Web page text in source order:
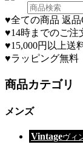
♥全ての商品 返品
♥14時までのご注
♥15,000円以上送
♥ラッピング無料
商品カテゴリ
メンズ
Vintageヴィ